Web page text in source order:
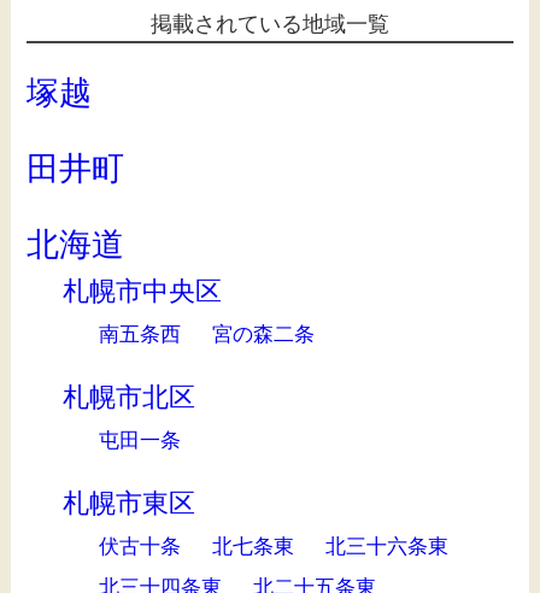
掲載されている地域一覧
塚越
田井町
北海道
札幌市中央区
南五条西 宮の森二条
札幌市北区
屯田一条
札幌市東区
伏古十条 北七条東
北三十六条東
北三十四条東
北二十五条東